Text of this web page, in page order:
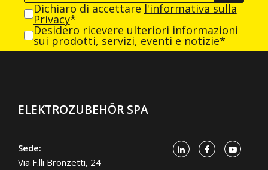
Dichiaro di accettare l'informativa sulla
Privacy*
Desidero ricevere ulteriori informazioni
sui prodotti, servizi, eventi e notizie*
ELEKTROZUBEHÖR SPA
Sede:
Via F.lli Bronzetti, 24